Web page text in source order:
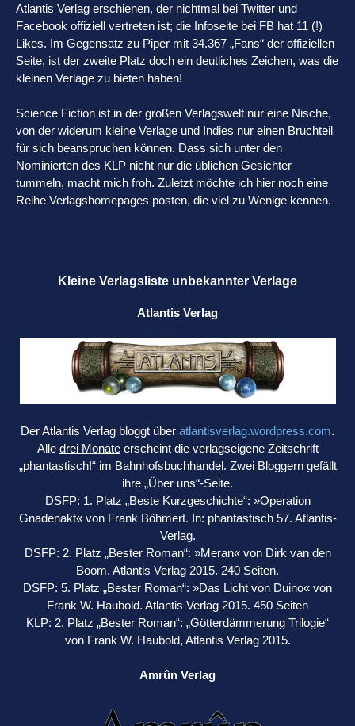
Atlantis Verlag erschienen, der nichtmal bei Twitter und
Facebook offiziell vertreten ist; die Infoseite bei FB hat 11 (!)
Likes. Im Gegensatz zu Piper mit 34.367 „Fans“ der offiziellen
Seite, ist der zweite Platz doch ein deutliches Zeichen, was die
kleinen Verlage zu bieten haben!
Science Fiction ist in der großen Verlagswelt nur eine Nische,
von der widerum kleine Verlage und Indies nur einen Bruchteil
für sich beanspruchen können. Dass sich unter den
Nominierten des KLP nicht nur die üblichen Gesichter
tummeln, macht mich froh. Zuletzt möchte ich hier noch eine
Reihe Verlagshomepages posten, die viel zu Wenige kennen.
Kleine Verlagsliste unbekannter Verlage
Atlantis Verlag
Der Atlantis Verlag bloggt über atlantisverlag.wordpress.com.
Alle drei Monateerscheint die verlagseigene Zeitschrift
„phantastisch!“ im Bahnhofsbuchhandel. Zwei Bloggern gefällt
ihre „Über uns“-Seite.
DSFP: 1. Platz „Beste Kurzgeschichte“: »Operation
Gnadenakt« von Frank Böhmert. In: phantastisch 57. Atlantis-
Verlag.
DSFP: 2. Platz „Bester Roman“: »Meran« von Dirk van den
Boom. Atlantis Verlag 2015. 240 Seiten.
DSFP: 5. Platz „Bester Roman“: »Das Licht von Duino« von
Frank W. Haubold. Atlantis Verlag 2015. 450 Seiten
KLP: 2. Platz „Bester Roman“: „Götterdämmerung Trilogie“
von Frank W. Haubold, Atlantis Verlag 2015.
Amrûn Verlag